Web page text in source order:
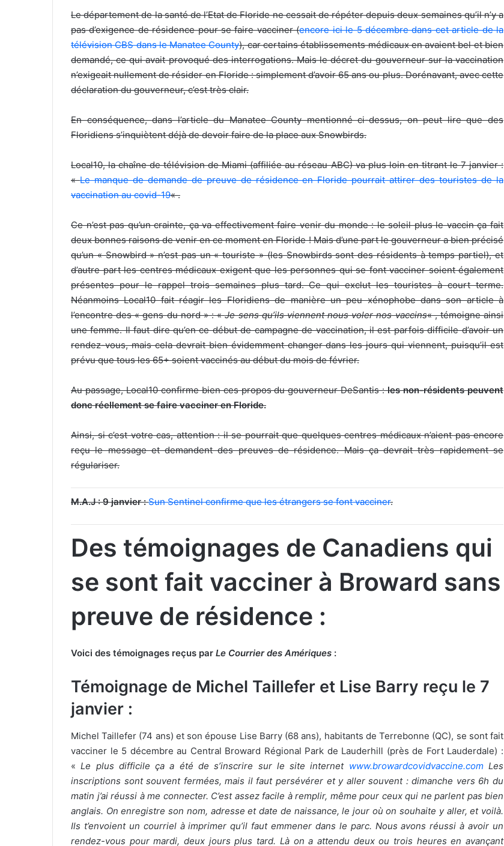
Le département de la santé de l’Etat de Floride ne cessait de répéter depuis deux semaines qu’il n’y a
pas d’exigence de résidence pour se faire vacciner (encore ici le 5 décembre dans cet article de la
télévision CBS dans le Manatee County), car certains établissements médicaux en avaient bel et bien
demandé, ce qui avait provoqué des interrogations. Mais le décret du gouverneur sur la vaccination
n’exigeait nullement de résider en Floride : simplement d’avoir 65 ans ou plus. Dorénavant, avec cette
déclaration du gouverneur, c’est très clair.
En conséquence, dans l’article du Manatee County mentionné ci-dessus, on peut lire que des
Floridiens s’inquiètent déjà de devoir faire de la place aux Snowbirds.
Local10, la chaîne de télévision de Miami (affiliée au réseau ABC) va plus loin en titrant le 7 janvier :
«Le manque de demande de preuve de résidence en Floride pourrait attirer des touristes de la
vaccination au covid-19« .
Ce n’est pas qu’un crainte, ça va effectivement faire venir du monde : le soleil plus le vaccin ça fait
deux bonnes raisons de venir en ce moment en Floride ! Mais d’une part le gouverneur a bien précisé
qu’un « Snowbird » n’est pas un « touriste » (les Snowbirds sont des résidents à temps partiel), et
d’autre part les centres médicaux exigent que les personnes qui se font vacciner soient également
présentes pour le rappel trois semaines plus tard. Ce qui exclut les touristes à court terme.
Néanmoins Local10 fait réagir les Floridiens de manière un peu xénophobe dans son article à
l’encontre des « gens du nord » : «Je sens qu’ils viennent nous voler nos vaccins« , témoigne ainsi
une femme. Il faut dire qu’en ce début de campagne de vaccination, il est parfois difficile d’avoir un
rendez-vous, mais cela devrait bien évidemment changer dans les jours qui viennent, puisqu’il est
prévu que tous les 65+ soient vaccinés au début du mois de février.
Au passage, Local10 confirme bien ces propos du gouverneur DeSantis :les non-résidents peuvent
donc réellement se faire vacciner en Floride.
Ainsi, si c’est votre cas, attention : il se pourrait que quelques centres médicaux n’aient pas encore
reçu le message et demandent des preuves de résidence. Mais ça devrait très rapidement se
régulariser.
M.A.J : 9 janvier : Sun Sentinel confirme que les étrangers se font vacciner.
Des témoignages de Canadiens qui
se sont fait vacciner à Broward sans
preuve de résidence :
Voici des témoignages reçus par Le Courrier des Amériques :
Témoignage de Michel Taillefer et Lise Barry reçu le 7
janvier :
Michel Taillefer (74 ans) et son épouse Lise Barry (68 ans), habitants de Terrebonne (QC), se sont fait
vacciner le 5 décembre au Central Broward Régional Park de Lauderhill (près de Fort Lauderdale) :
«Le plus difficile ça a été de s’inscrire sur le site internet www.browardcovidvaccine.comLes
inscriptions sont souvent fermées, mais il faut persévérer et y aller souvent : dimanche vers 6h du
matin j’ai réussi à me connecter. C’est assez facile à remplir, même pour ceux qui ne parlent pas bien
anglais. On enregistre son nom, adresse et date de naissance, le jour où on souhaite y aller, et voilà.
Ils t’envoient un courriel à imprimer qu’il faut emmener dans le parc. Nous avons réussi à avoir un
rendez-vous pour mardi, deux jours plus tard. Là on a attendu deux ou trois heures en avançant